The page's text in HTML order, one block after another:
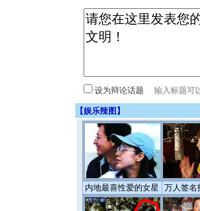
设为辩论话题
【娱乐辣图 】
内地最喜性爱的女星 万人签名